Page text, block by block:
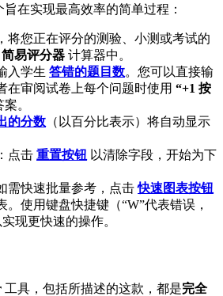
旨在实现最高效率的简单过程：
将您正在评分的测验、小测或考试的
简易评分器 计算器中。
入学生 答错的题目数。您可以直接输
在审阅试卷上每个问题时使用 “+1 按
。
的分数 （以百分比表示）将自动显示
：点击 重置按钮 以清除字段，开始为下
需快速批量参考，点击快速图表按钮
。使用键盘快捷键（“W”代表错误，
现更快速的操作。
工具，包括所描述的这款，都是完全